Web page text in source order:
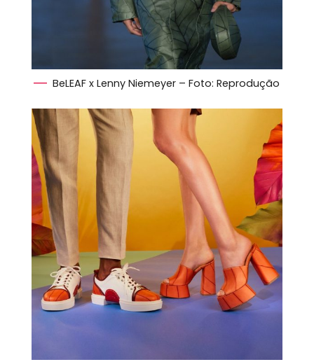
BeLEAF x Lenny Niemeyer – Foto: Reprodução